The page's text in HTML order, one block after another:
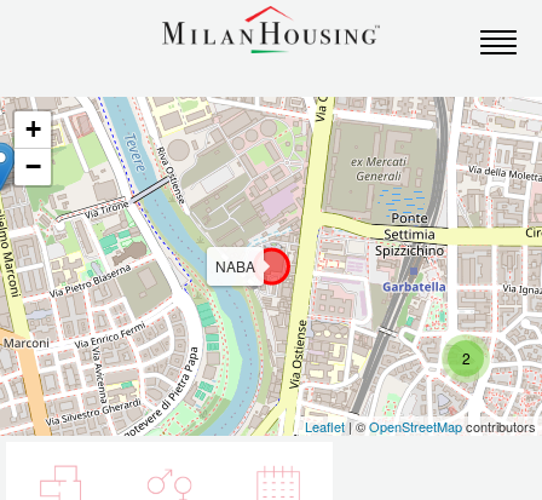
2
NABA
+
−
Leaflet| ©OpenStreetMapcontributors